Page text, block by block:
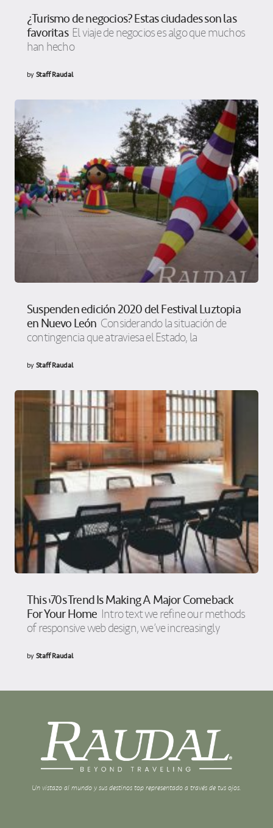
¿Turismo de negocios? Estas ciudades son las
favoritas El viaje de negocios es algo que muchos
han hecho
byStaff Raudal
Suspenden edición 2020 del Festival Luztopia
en Nuevo León Considerando la situación de
contingencia que atraviesa el Estado, la
byStaff Raudal
This ’70s Trend Is Making A Major Comeback
For Your Home Intro text we refine our methods
of responsive web design, we’ve increasingly
byStaff Raudal
Un vistazo al mundo y sus destinos top representado a través de tus ojos.